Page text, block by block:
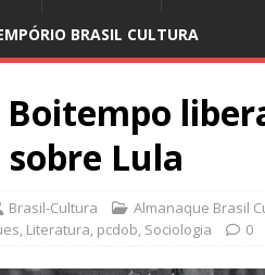
BRASIL CULTURA
Boitempo
Lula
Brasil-Cultura Almanaque Brasil
, Literatura, pcdob, Sociologia 0